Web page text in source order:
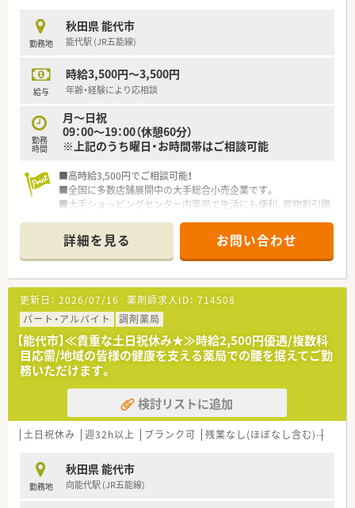
勤務地
秋田県 能代市
能代駅 (JR五能線)
給与
時給3,500円～3,500円
年齢・経験により応相談
勤務
時間
月～日祝
09：00～19：00（休憩60分）
※上記のうち曜日・お時間帯はご相談可能
■高時給3,500円でご相談可能！
■全国に多数店舗展開中の大手総合小売企業です。
■大手ショッピングセンター内薬局で生活にも便利、買物割引購
■それぞれのレベルに合った研修・教育体制で、スキルアップも
支援してくれます。
詳細を見る お問い合わせ
更新日： 2026/07/16 薬剤師求人ID： 714508
パート・アルバイト
調剤薬局
【能代市】≪貴重な土日祝休み★≫時給2,500円優遇/複数科
目応需/地域の皆様の健康を支える薬局での腰を据えてご勤
務いただけます。
検討リストに追加
土日祝休み 週32h以上 ブランク可 残業なし(ほぼなし含む)
勤務地
秋田県 能代市
向能代駅 (JR五能線)